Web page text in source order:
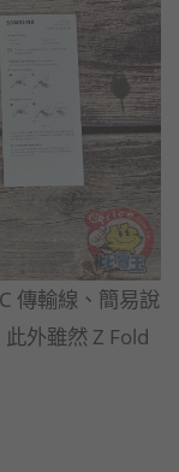
傳輸線、簡易說
外雖然 Z Fold